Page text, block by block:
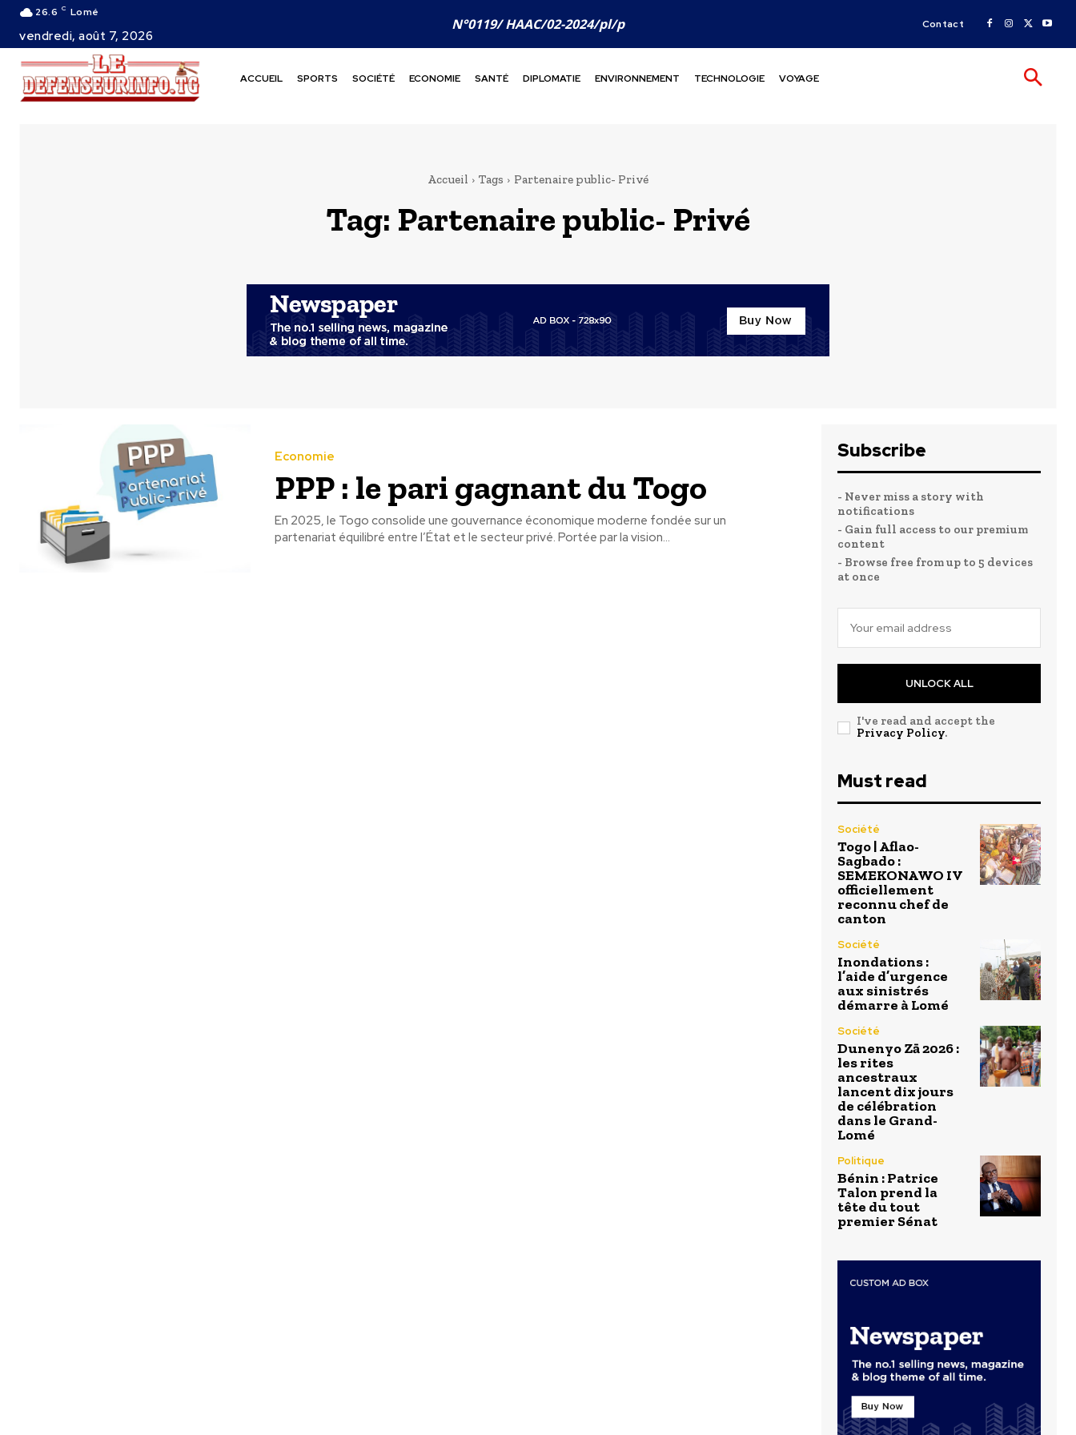
26.6 C Lomé
vendredi, août 7, 2026
N°0119/ HAAC/02-2024/pl/p Contact
ACCUEIL SPORTS SOCIÉTÉ ECONOMIE SANTÉ DIPLOMATIE ENVIRONNEMENT TECHNOLOGIE VOYAGE
Accueil Tags Partenaire public- Privé
Tag: Partenaire public- Privé
Economie
PPP : le pari gagnant du Togo
En 2025, le Togo consolide une gouvernance économique moderne fondée sur un
partenariat équilibré entre l’État et le secteur privé. Portée par la vision...
Subscribe
- Never miss a story with
notifications
- Gain full access to our premium
content
- Browse free from up to 5 devices
at once
UNLOCK ALL
I've read and accept the
Privacy Policy.
Must read
Société
Togo | Aflao-
Sagbado :
SEMEKONAWO IV
officiellement
reconnu chef de
canton
Société
Inondations :
l’aide d’urgence
aux sinistrés
démarre à Lomé
Société
Dunenyo Zā 2026 :
les rites
ancestraux
lancent dix jours
de célébration
dans le Grand-
Lomé
Politique
Bénin : Patrice
Talon prend la
tête du tout
premier Sénat